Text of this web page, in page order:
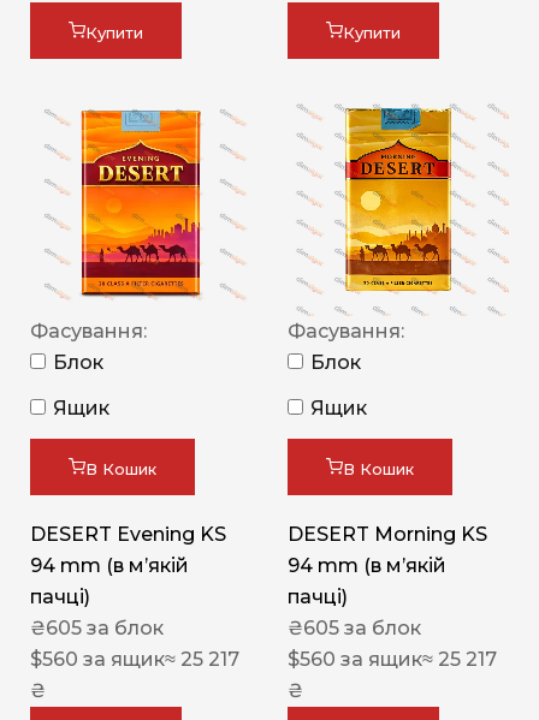
Купити Купити
Фасування:
Блок
Ящик
В Кошик
DESERT Evening KS
94 mm (в мʼякій
пачці)
₴605 за блок
$560 за ящик≈ 25 217
₴
Фасування:
Блок
Ящик
В Кошик
DESERT Morning KS
94 mm (в мʼякій
пачці)
₴605 за блок
$560 за ящик≈ 25 217
₴